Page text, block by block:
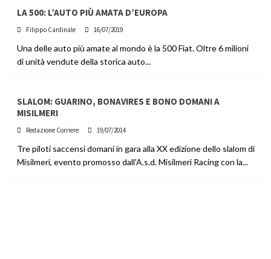
LA 500: L’AUTO PIÙ AMATA D’EUROPA
Filippo Cardinale 16/07/2019
Una delle auto più amate al mondo è la 500 Fiat. Oltre 6 milioni
di unità vendute della storica auto...
SLALOM: GUARINO, BONAVIRES E BONO DOMANI A
MISILMERI
Redazione Corriere 19/07/2014
Tre piloti saccensi domani in gara alla XX edizione dello slalom di
Misilmeri, evento promosso dall'A.s.d. Misilmeri Racing con la...